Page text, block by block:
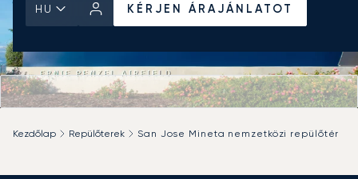
HU KÉRJEN ÁRAJÁNLATOT
Kezdőlap Repülőterek San Jose Mineta nemzetközi repülőtér